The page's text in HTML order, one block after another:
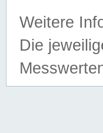
Weitere
Die